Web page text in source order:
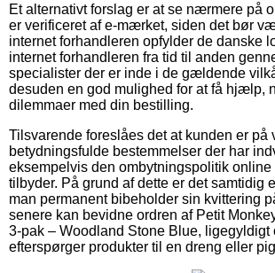
Et alternativt forslag er at se nærmere på
er verificeret af e-mærket, siden det bør
internet forhandleren opfylder de danske
internet forhandleren fra tid til anden
specialister der er inde i de gældende
desuden en god mulighed for at få hjælp,
dilemmaer med din bestilling.
Tilsvarende foreslåes det at kunden er på
betydningsfulde bestemmelser der har
eksempelvis den ombytningspolitik online
tilbyder. På grund af dette er det samtidig
man permanent bibeholder sin kvittering
senere kan bevidne ordren af Petit
3-pak – Woodland Stone Blue, ligegyldigt
efterspørger produkter til en dreng eller